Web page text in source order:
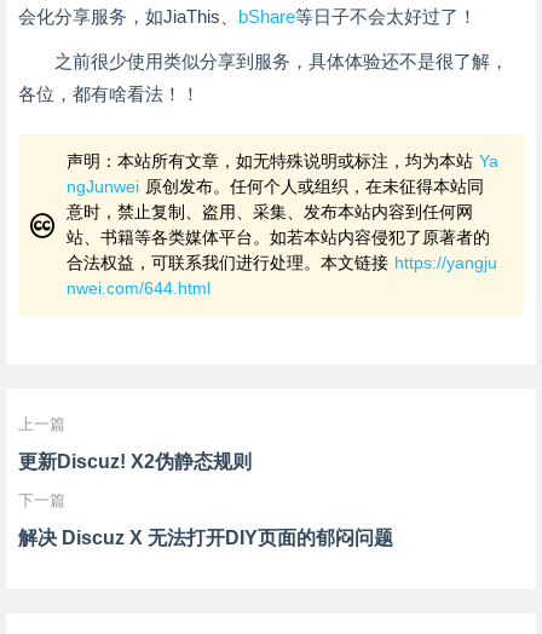
会化分享服务，如JiaThis、 bShare等日子不会太好过了！
之前很少使用类似分享到服务，具体体验还不是很了解，
各位，都有啥看法！！
声明：本站所有文章，如无特殊说明或标注，均为本站 Ya
ngJunwei 原创发布。任何个人或组织，在未征得本站同
意时，禁止复制、盗用、采集、发布本站内容到任何网
站、书籍等各类媒体平台。如若本站内容侵犯了原著者的
合法权益，可联系我们进行处理。本文链接 https://yangju
nwei.com/644.html
上一篇
更新Discuz! X2伪静态规则
下一篇
解决 Discuz X 无法打开DIY页面的郁闷问题